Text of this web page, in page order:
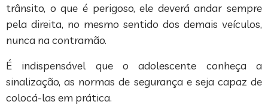
trânsito, o que é perigoso, ele deverá andar sempre
pela direita, no mesmo sentido dos demais veículos,
nunca na contramão.
É indispensável que o adolescente conheça a
sinalização, as normas de segurança e seja capaz de
colocá-las em prática.